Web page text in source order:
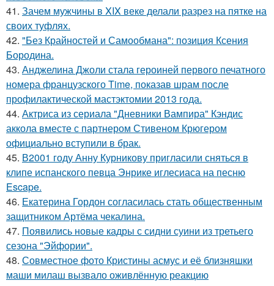
41. Зачем мужчины в XIX веке делали разрез на пятке на
своих туфлях.
42. "Без Крайностей и Самообмана": позиция Ксения
Бородина.
43. Анджелина Джоли стала героиней первого печатного
номера французского Time, показав шрам после
профилактической мастэктомии 2013 года.
44. Актриса из сериала "Дневники Вампира" Кэндис
аккола вместе с партнером Стивеном Крюгером
официально вступили в брак.
45. В2001 году Анну Курникову пригласили сняться в
клипе испанского певца Энрике иглесиаса на песню
Escape.
46. Екатерина Гордон согласилась стать общественным
защитником Артёма чекалина.
47. Появились новые кадры с сидни суини из третьего
сезона "Эйфории".
48. Совместное фото Кристины асмус и её близняшки
маши милаш вызвало оживлённую реакцию